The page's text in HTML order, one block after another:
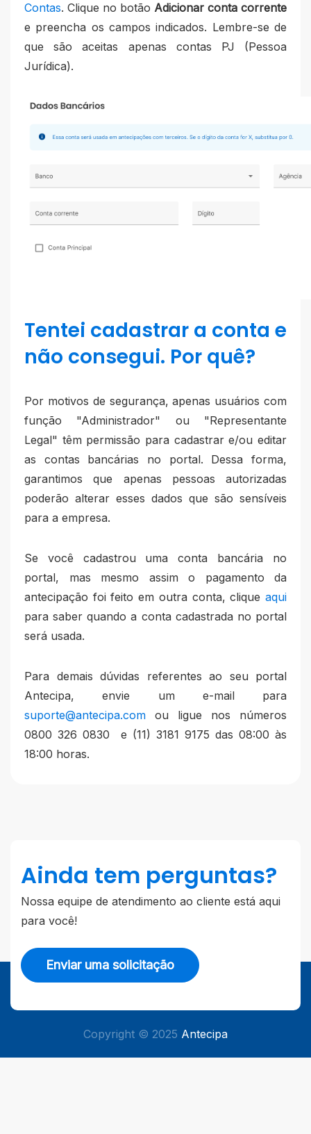
Contas. Clique no botão Adicionar conta corrente
e preencha os campos indicados. Lembre-se de
que são aceitas apenas contas PJ (Pessoa
Jurídica).
Tentei cadastrar a conta e
não consegui. Por quê?
Por motivos de segurança, apenas usuários com
função "Administrador" ou "Representante
Legal" têm permissão para cadastrar e/ou editar
as contas bancárias no portal. Dessa forma,
garantimos que apenas pessoas autorizadas
poderão alterar esses dados que são sensíveis
para a empresa.
Se você cadastrou uma conta bancária no
portal, mas mesmo assim o pagamento da
antecipação foi feito em outra conta, clique aqui
para saber quando a conta cadastrada no portal
será usada.
Para demais dúvidas referentes ao seu portal
Antecipa, envie um e-mail para
suporte@antecipa.com ou ligue nos números
0800 326 0830 e (11) 3181 9175 das 08:00 às
18:00 horas.
Ainda tem perguntas?
Nossa equipe de atendimento ao cliente está aqui
para você!
Enviar uma solicitação
Copyright © 2025 Antecipa